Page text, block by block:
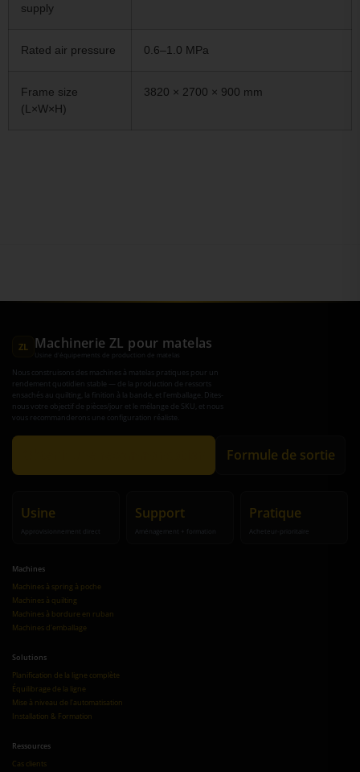
supply
Rated air pressure 0.6–1.0 MPa
Frame size
(L×W×H)
3820 × 2700 × 900 mm
ZL Machinerie ZL pour matelas
Usine d'équipements de production de matelas
Nous construisons des machines à matelas pratiques pour un
rendement quotidien stable — de la production de ressorts
ensachés au quilting, la finition à la bande, et l'emballage. Dites-
nous votre objectif de pièces/jour et le mélange de SKU, et nous
vous recommanderons une configuration réaliste.
Formule de sortie
Usine
Approvisionnement direct
Support
Aménagement + formation
Pratique
Acheteur-prioritaire
Machines
Machines à spring à poche
Machines à quilting
Machines à bordure en ruban
Machines d'emballage
Solutions
Planification de la ligne complète
Équilibrage de la ligne
Mise à niveau de l'automatisation
Installation & Formation
Ressources
Cas clients